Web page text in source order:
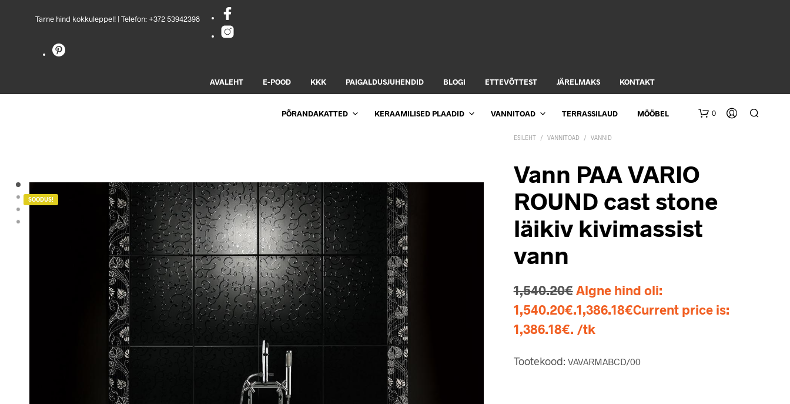
Tarne hind kokkuleppel! | Telefon: +372 53942398
AVALEHT E-POOD KKK PAIGALDUSJUHENDID BLOGI ETTEVÕTTEST JÄRELMAKS KONTAKT
PÕRANDAKATTED KERAAMILISED PLAADID VANNITOAD TERRASSILAUD MÖÖBEL 0
SOODUS!
ESILEHT / VANNITOAD / VANNID
Vann PAA VARIO
ROUND cast stone
läikiv kivimassist
vann
1,540.20€ Algne hind oli:
1,540.20€.1,386.18€Current price is:
1,386.18€. /tk
Tootekood: VAVARMABCD/00